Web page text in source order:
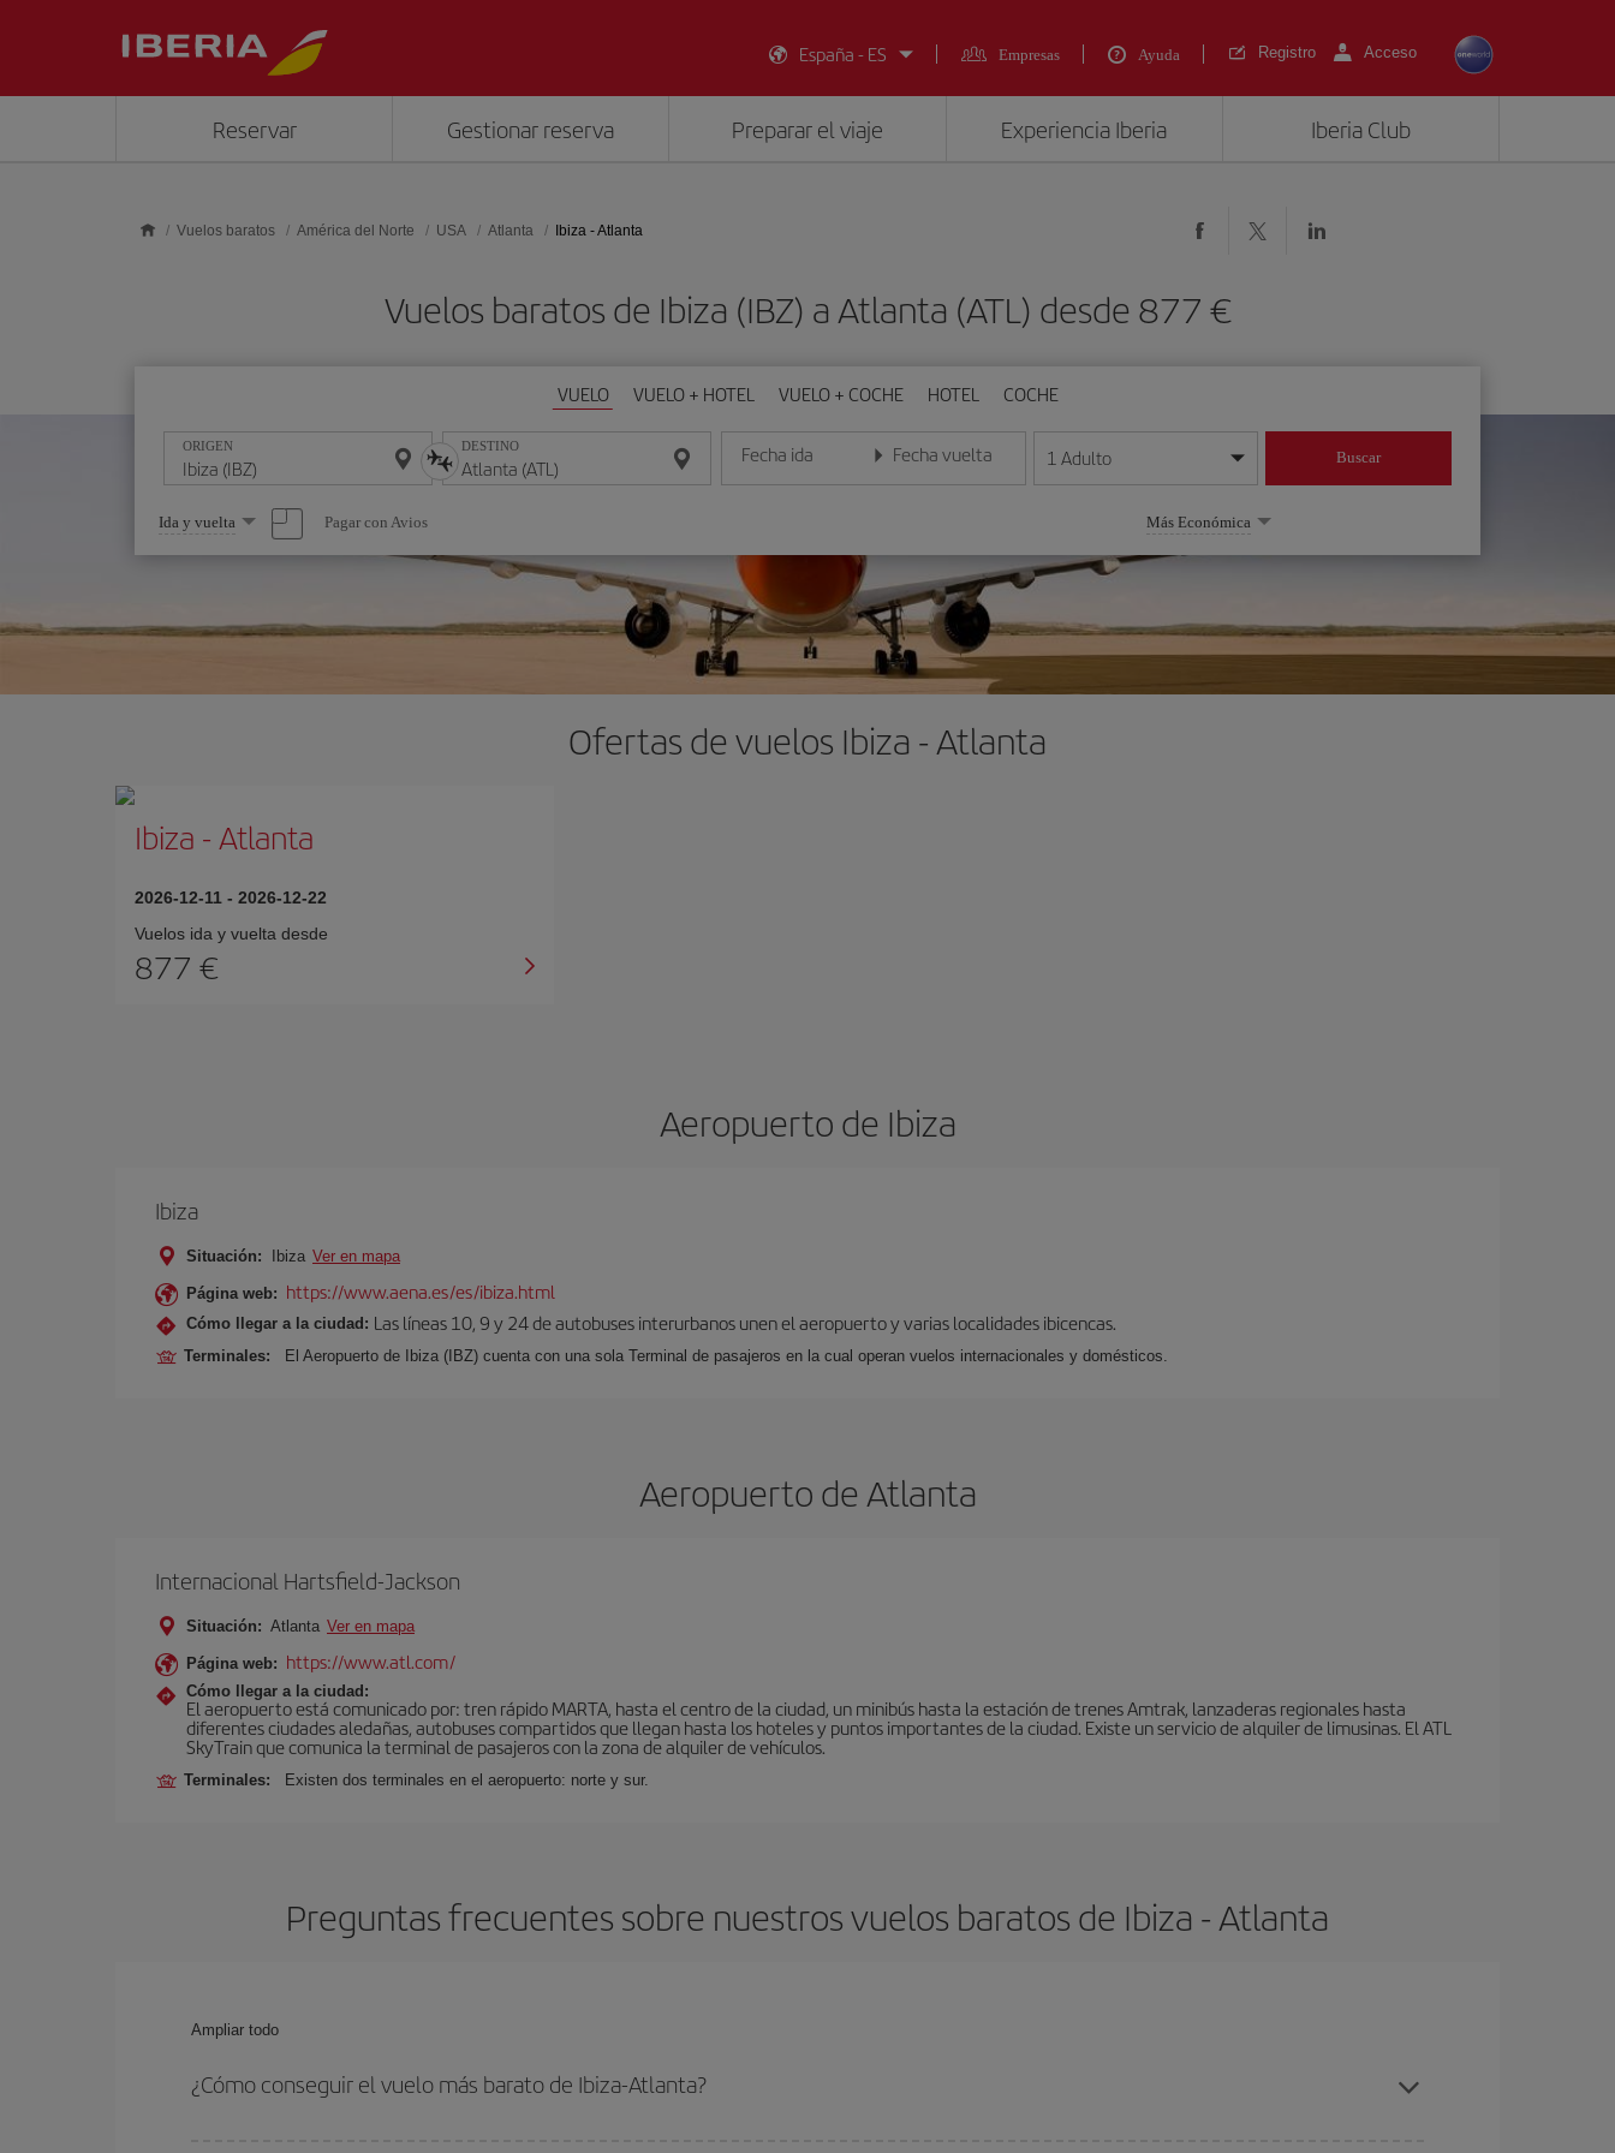
España - ES
Empresas Ayuda Registro Acceso
Reservar Gestionar reserva Preparar el viaje Experiencia Iberia Iberia Club
Vuelos baratos América del Norte USA Atlanta Ibiza - Atlanta
Vuelos baratos de Ibiza (IBZ) a Atlanta (ATL) desde 877 €
VUELO VUELO + HOTEL VUELO + COCHE HOTEL COCHE
ORIGEN DESTINO Fecha ida
Introduce la fecha en formato día/mes/año
Fecha vuelta
Introduce la fecha en formato día/mes/año
1 Adulto Buscar
Seleccione
una
opción
Ida y vuelta Pagar con Avios Más Económica
Ofertas de vuelos Ibiza - Atlanta
Ibiza -Atlanta
2026-12-11 - 2026-12-22
Vuelos ida y vuelta desde
877 €
Aeropuerto de Ibiza
Ibiza
Situación: Ibiza Ver en mapa
Página web: https://www.aena.es/es/ibiza.html
Cómo llegar a la ciudad: Las líneas 10, 9 y 24 de autobuses interurbanos unen el aeropuerto y varias localidades ibicencas.
Terminales: El Aeropuerto de Ibiza (IBZ) cuenta con una sola Terminal de pasajeros en la cual operan vuelos internacionales y domésticos.
Aeropuerto de Atlanta
Internacional Hartsfield-Jackson
Situación: Atlanta Ver en mapa
Página web: https://www.atl.com/
Cómo llegar a la ciudad:
El aeropuerto está comunicado por: tren rápido MARTA, hasta el centro de la ciudad, un minibús hasta la estación de trenes Amtrak, lanzaderas regionales hasta
diferentes ciudades aledañas, autobuses compartidos que llegan hasta los hoteles y puntos importantes de la ciudad. Existe un servicio de alquiler de limusinas. El ATL
SkyTrain que comunica la terminal de pasajeros con la zona de alquiler de vehículos.
Terminales: Existen dos terminales en el aeropuerto: norte y sur.
Preguntas frecuentes sobre nuestros vuelos baratos de Ibiza - Atlanta
Ampliar todo
¿Cómo conseguir el vuelo más barato de Ibiza-Atlanta?